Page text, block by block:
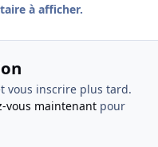
à afficher.
vous inscrire plus tard.
vous maintenantpour